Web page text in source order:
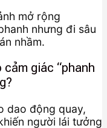
mở rộng
nhưng đi sâu
nhầm.
giác “phanh
dao động quay,
người lái tưởng